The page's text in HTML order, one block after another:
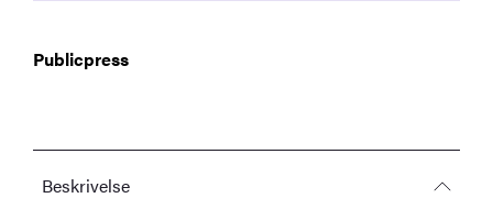
Publicpress
Beskrivelse